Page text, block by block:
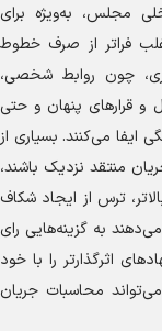
مجلس، به‌ویژه برای
فراتر از صرف خطوط
چون روابط شخصی،
و قرار‌های پنهان و حتی
ایفا می‌کنند. بسیاری از
منتقد نزدیک باشند،
ترس از ایجاد شکاف
به گزینه‌هایی رای
اثرگذارتر را با خود
محاسبات جریان